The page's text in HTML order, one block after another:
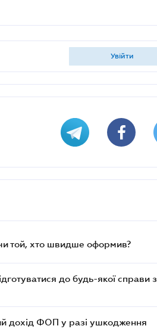
увійти
той, хто швидше оформив?
до будь-якої справи з
дохід ФОП у разі ушкодження